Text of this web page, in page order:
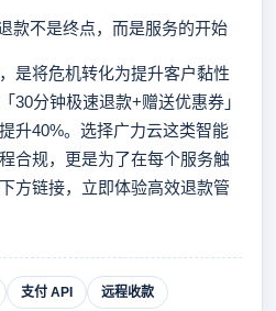
不是终点，而是服务的开始
将危机转化为提升客户黏性
30分钟极速退款+赠送优惠券」
升40%。选择广力云这类智能
合规，更是为了在每个服务触
方链接，立即体验高效退款管
支付 API 远程收款